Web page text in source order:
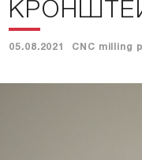
05.08.2021 CNC milling